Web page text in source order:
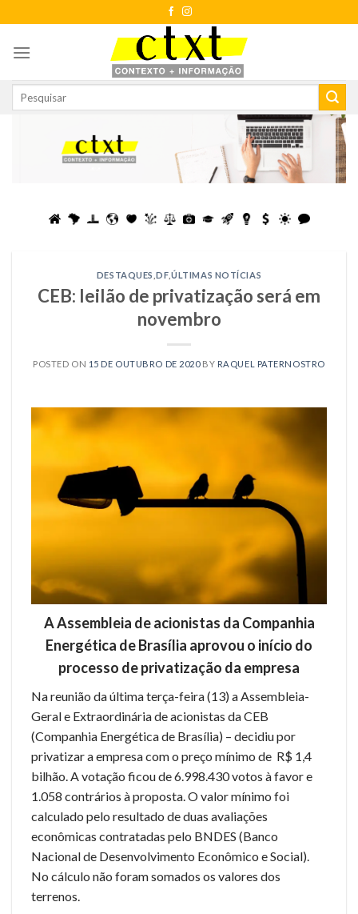
to
content
DESTAQUES ,DF,ÚLTIMAS NOTÍCIAS
CEB: leilão de privatização será em
novembro
POSTED ON 15 DE OUTUBRO DE 2020BY RAQUEL PATERNOSTRO
A Assembleia de acionistas da Companhia
Energética de Brasília aprovou o início do
processo de privatização da empresa
Na reunião da última terça-feira (13) a Assembleia-
Geral e Extraordinária de acionistas da CEB
(Companhia Energética de Brasília) – decidiu por
privatizar a empresa com o preço mínimo de R$ 1,4
bilhão. A votação ficou de 6.998.430 votos à favor e
1.058 contrários à proposta. O valor mínimo foi
calculado pelo resultado de duas avaliações
econômicas contratadas pelo BNDES (Banco
Nacional de Desenvolvimento Econômico e Social).
No cálculo não foram somados os valores dos
terrenos.